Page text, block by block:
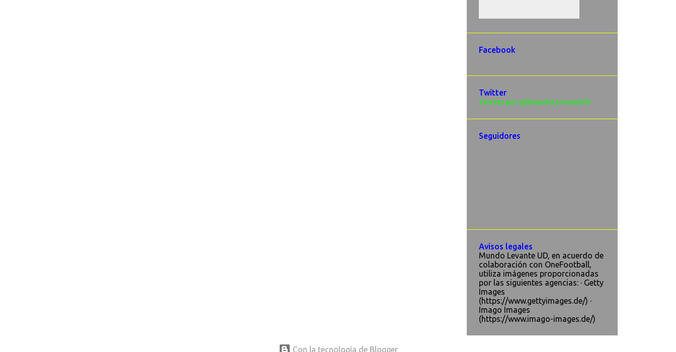
Facebook
Twitter
Tweets por @MundoLevanteUD
Seguidores
Avisos legales
Mundo Levante UD, en acuerdo de
colaboración con OneFootball,
utiliza imágenes proporcionadas
por las siguientes agencias: · Getty
Images
(https://www.gettyimages.de/) ·
Imago Images
(https://www.imago-images.de/)
Con la tecnología de Blogger